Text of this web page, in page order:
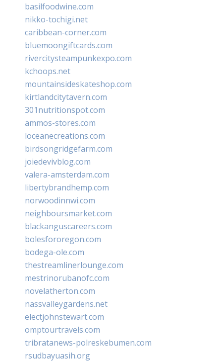
basilfoodwine.com
nikko-tochigi.net
caribbean-corner.com
bluemoongiftcards.com
rivercitysteampunkexpo.com
kchoops.net
mountainsideskateshop.com
kirtlandcitytavern.com
301nutritionspot.com
ammos-stores.com
loceanecreations.com
birdsongridgefarm.com
joiedevivblog.com
valera-amsterdam.com
libertybrandhemp.com
norwoodinnwi.com
neighboursmarket.com
blackanguscareers.com
bolesfororegon.com
bodega-ole.com
thestreamlinerlounge.com
mestrinorubanofc.com
novelatherton.com
nassvalleygardens.net
electjohnstewart.com
omptourtravels.com
tribratanews-polreskebumen.com
rsudbayuasih.org